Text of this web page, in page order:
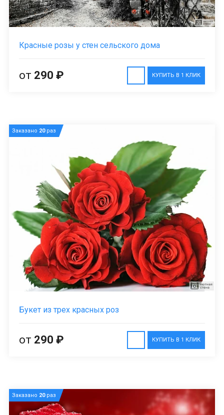
Красные розы у стен сельского дома
КУПИТЬ В 1 КЛИК
от 290 ₽
Заказано 20раз
Букет из трех красных роз
КУПИТЬ В 1 КЛИК
от 290 ₽
Заказано 20раз